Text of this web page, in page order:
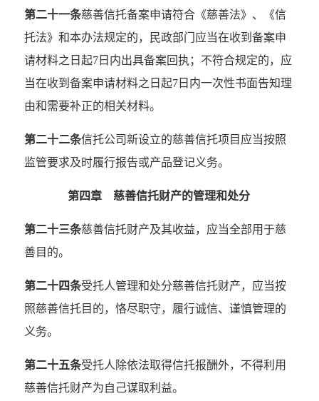
第二十一条慈善信托备案申请符合《慈善法》、《信
托法》和本办法规定的，民政部门应当在收到备案申
请材料之日起7日内出具备案回执；不符合规定的，应
当在收到备案申请材料之日起7日内一次性书面告知理
由和需要补正的相关材料。
第二十二条信托公司新设立的慈善信托项目应当按照
监管要求及时履行报告或产品登记义务。
第四章 慈善信托财产的管理和处分
第二十三条慈善信托财产及其收益，应当全部用于慈
善目的。
第二十四条受托人管理和处分慈善信托财产，应当按
照慈善信托目的，恪尽职守，履行诚信、谨慎管理的
义务。
第二十五条受托人除依法取得信托报酬外，不得利用
慈善信托财产为自己谋取利益。